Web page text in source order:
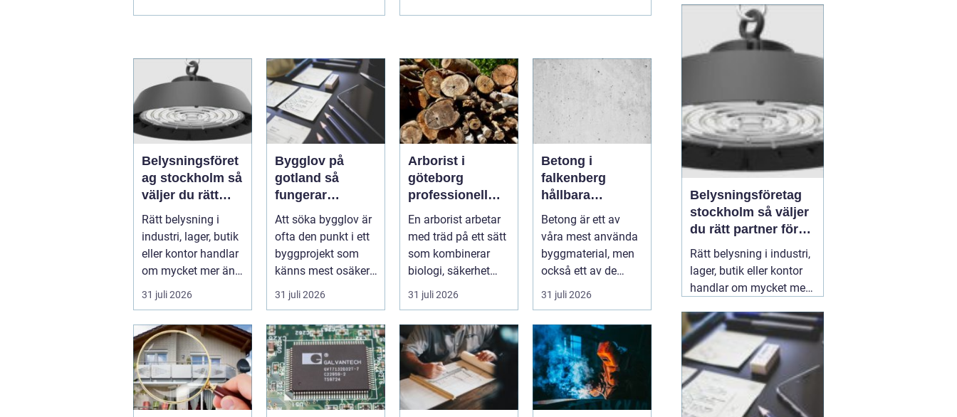
Belysningsföret
ag stockholm så
väljer du rätt
partner för
professionell
ljussättning
Rätt belysning i
industri, lager, butik
eller kontor handlar
om mycket mer än
att bara få det
ljust....
31 juli 2026
Bygglov på
gotland så
fungerar
processen från
idé till godkänt
beslut
Att söka bygglov är
ofta den punkt i ett
byggprojekt som
känns mest osäker.
Frågorna hopar sig:
vilk...
31 juli 2026
Arborist i
göteborg
professionell
trädvård för
säkra och friska
En arborist arbetar
med träd på ett sätt
som kombinerar
biologi, säkerhet
och hantverk. I en
stad so...
31 juli 2026
Betong i
falkenberg
hållbara
lösningar för
grund, golv och
utemiljö
Betong är ett av
våra mest använda
byggmaterial, men
också ett av de
mest
missförstådda.
Många tänke...
31 juli 2026
nödvändig åtgärd för att
undvika vattenskador,
fuktproblem och
bostadsrättsföreningar,
fastighetsäga...
Belysningsföretag
stockholm så väljer
du rätt partner för
professionell
ljussättning
Rätt belysning i industri,
lager, butik eller kontor
handlar om mycket mer
Ljuset påverkar säkerhet,
energikostnader,
produktivitet och hur en
lokal upplevs varje dag.
När företag i Stockholm
letar
31 juli 2026